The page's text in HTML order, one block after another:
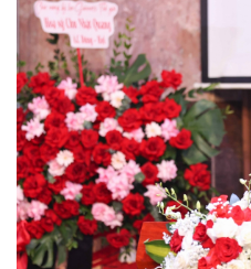
Kinh tế
Bất động sản
Khởi nghiệp